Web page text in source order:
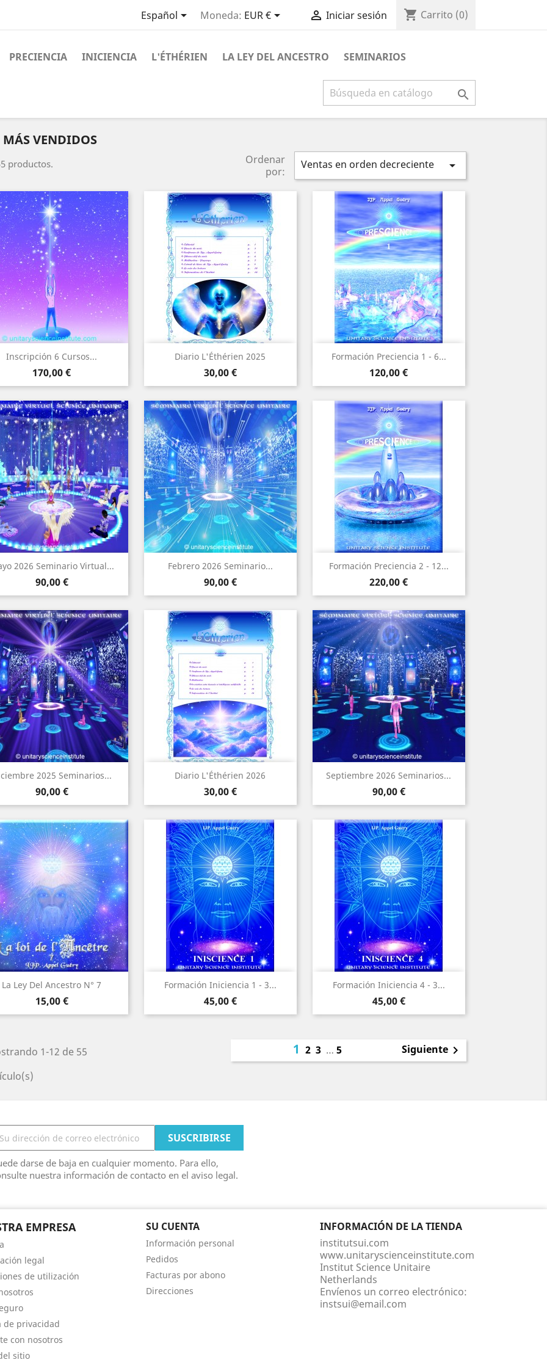
Español Moneda: EUR €  Iniciar sesión shopping_cart Carrito (0)
PRECIENCIA INICIENCIA L'ÉTHÉRIEN LA LEY DEL ANCESTRO SEMINARIOS

MÁS VENDIDOS
productos.
Ordenar
por:
Ventas en orden decreciente 
Inscripción 6 Cursos...
Precio
170,00 €
Vista rápida Diario L'Éthérien 2025
Precio
30,00 €
Vista rápida Formación Preciencia 1 - 6...
Precio
120,00 €
Vista rápida
2026 Seminario Virtual...
Precio
90,00 €
Vista rápida Febrero 2026 Seminario...
Precio
90,00 €
Vista rápida Formación Preciencia 2 - 12...
Precio
220,00 €
Vista rápida
2025 Seminarios...
Precio
90,00 €
Vista rápida Diario L'Éthérien 2026
Precio
30,00 €
Vista rápida Septiembre 2026 Seminarios...
Precio
90,00 €
Vista rápida
La Ley Del Ancestro N° 7
Precio
15,00 €
Vista rápida Formación Iniciencia 1 - 3...
Precio
45,00 €
Vista rápida Formación Iniciencia 4 - 3...
Precio
45,00 €
Vista rápida
1-12 de 55
1 2 3 … 5 Siguiente
darse de baja en cualquier momento. Para ello,
nuestra información de contacto en el aviso legal.
EMPRESA
legal
de utilización
de privacidad
con nosotros
sitio
SU CUENTA
Información personal
Pedidos
Facturas por abono
Direcciones
INFORMACIÓN DE LA TIENDA
institutsui.com
www.unitaryscienceinstitute.com
Institut Science Unitaire
Netherlands
Envíenos un correo electrónico:
instsui@email.com